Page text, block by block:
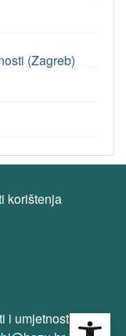
(Zagreb)
korištenja
i umjetnosti. Sva